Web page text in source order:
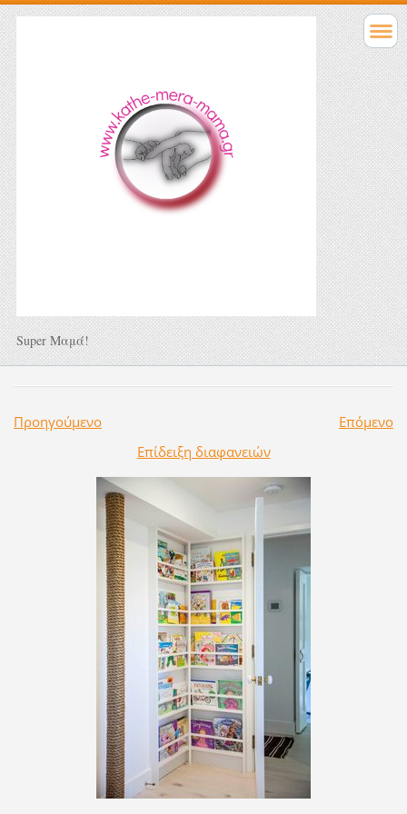
Super Μαμά!
Προηγούμενο
Επόμενο
Επίδειξη διαφανειών